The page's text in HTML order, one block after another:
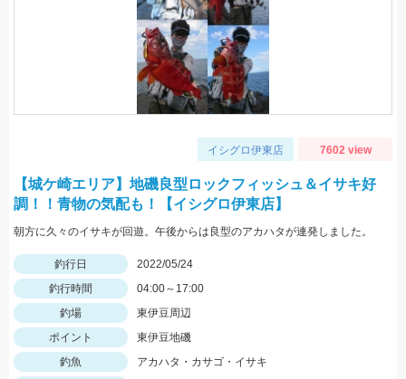
イシグロ伊東店 7602 view
【城ケ崎エリア】地磯良型ロックフィッシュ＆イサキ好
調！！青物の気配も！【イシグロ伊東店】
朝方に久々のイサキが回遊。午後からは良型のアカハタが連発しました。
釣行日
2022/05/24
釣行時間
04:00～17:00
釣場
東伊豆周辺
ポイント
東伊豆地磯
釣魚
アカハタ・カサゴ・イサキ